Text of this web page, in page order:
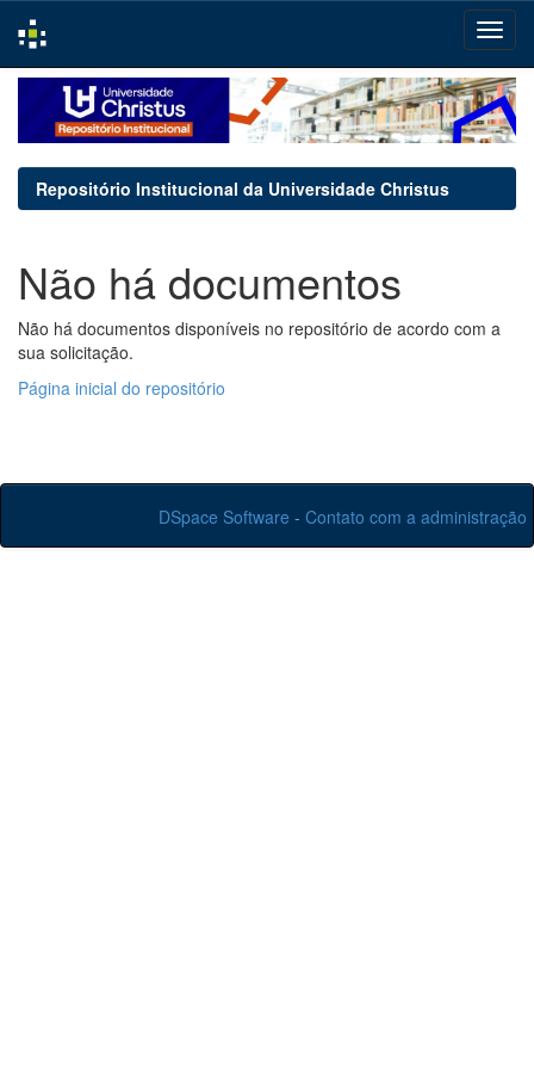
navigation
Repositório Institucional da Universidade Christus
Não há documentos
Não há documentos disponíveis no repositório de acordo com a
sua solicitação.
Página inicial do repositório
DSpace Software - Contato com a administração